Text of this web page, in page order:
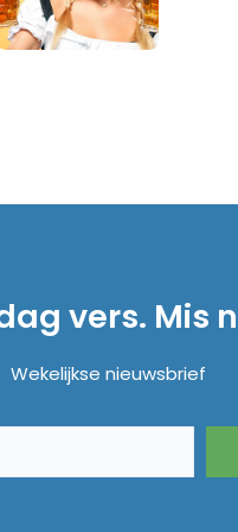
vers. Mis
Wekelijkse nieuwsbrief